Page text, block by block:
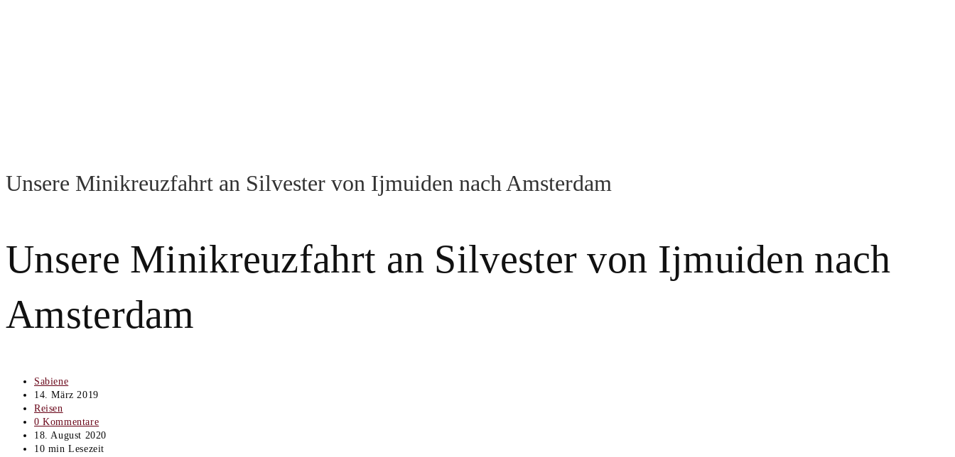
Unsere Minikreuzfahrt an Silvester von Ijmuiden nach Amsterdam
Unsere Minikreuzfahrt an Silvester von Ijmuiden nach
Amsterdam
Beitrags-
Autor:
Sabiene
Beitrag
veröffentlicht:
14. März 2019
Beitrags-
Kategorie:
Reisen
Beitrags-
Kommentare:
0 Kommentare
Beitrag
zuletzt
18. August 2020
Lesedauer:
10 min Lesezeit